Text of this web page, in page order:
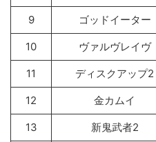
9 ゴッドイーター
10 ヴァルヴレイヴ
11 ディスクアップ2
12 金カムイ
13 新鬼武者2